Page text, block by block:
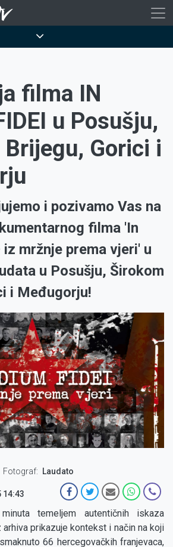
filma IN
u Posušju,
Gorici i
i pozivamo Vas na
filma 'In
mržnje prema vjeri' u
u Posušju, Širokom
i Međugorju!
Fotograf Laudato
14:43
temeljem autentičnih iskaza
prikazuje kontekst i način na koji
66 hercegovačkih franjevaca,